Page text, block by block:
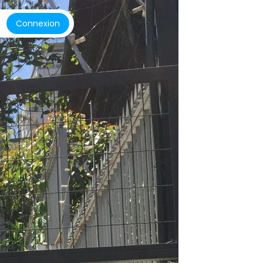
Connexion